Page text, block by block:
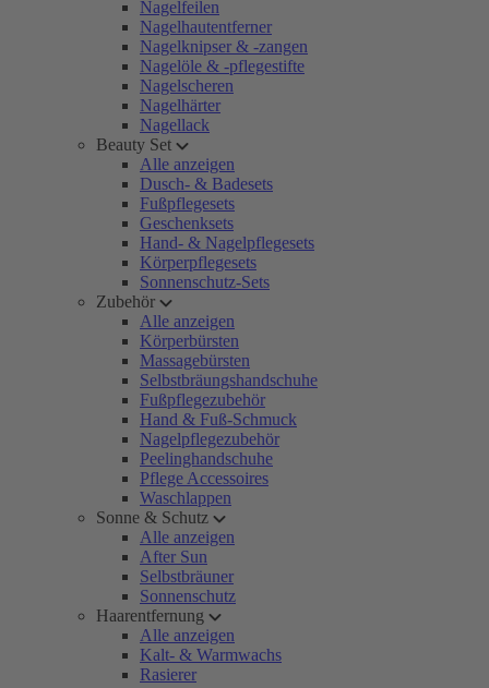
Nagelfeilen
Nagelhautentferner
Nagelknipser & -zangen
Nagelöle & -pflegestifte
Nagelscheren
Nagelhärter
Nagellack
Beauty Set
Alle anzeigen
Dusch- & Badesets
Fußpflegesets
Geschenksets
Hand- & Nagelpflegesets
Körperpflegesets
Sonnenschutz-Sets
Zubehör
Alle anzeigen
Körperbürsten
Massagebürsten
Selbstbräungshandschuhe
Fußpflegezubehör
Hand & Fuß-Schmuck
Nagelpflegezubehör
Peelinghandschuhe
Pflege Accessoires
Waschlappen
Sonne & Schutz
Alle anzeigen
After Sun
Selbstbräuner
Sonnenschutz
Haarentfernung
Alle anzeigen
Kalt- & Warmwachs
Rasierer